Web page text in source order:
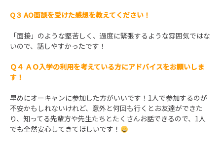
Q３ AO面談を受けた感想を教えてください ！
「面接」のような堅苦しく、過度に緊張するような雰囲気ではな
いので、話しやすかったです！
Ｑ４ ＡＯ入学の利用を考えている方にアドバイスをお願いしま
す ！
早めにオーキャンに参加した方がいいです！1人で参加するのが
不安かもしれないけれど、意外と何回も行くとお友達ができた
り、知ってる先輩方や先生たちとたくさんお話できるので、1人
でも全然安心してきてほしいです！